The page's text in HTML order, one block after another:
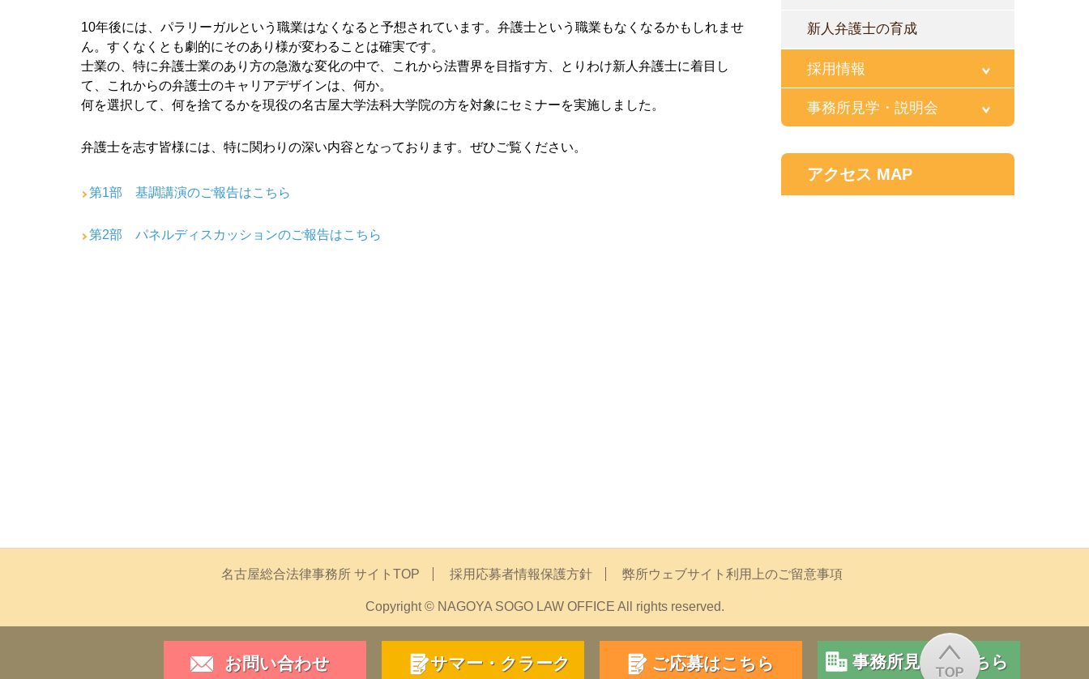
10年後には、パラリーガルという職業はなくなると予想されています。弁護士という職業もなくなるかもしれませ
ん。すくなくとも劇的にそのあり様が変わることは確実です。
士業の、特に弁護士業のあり方の急激な変化の中で、これから法曹界を目指す方、とりわけ新人弁護士に着目し
て、これからの弁護士のキャリアデザインは、何か。
何を選択して、何を捨てるかを現役の名古屋大学法科大学院の方を対象にセミナーを実施しました。
弁護士を志す皆様には、特に関わりの深い内容となっております。ぜひご覧ください。
第1部 基調講演のご報告はこちら
第2部 パネルディスカッションのご報告はこちら
新人弁護士の育成
採用情報
事務所見学・説明会
アクセス MAP
名古屋総合法律事務所 サイトTOP 採用応募者情報保護方針 弊所ウェブサイト利用上のご留意事項
Copyright © NAGOYA SOGO LAW OFFICE All rights reserved.
お問い合わせ サマー・クラーク ご応募はこちら 事務所見学はこちら